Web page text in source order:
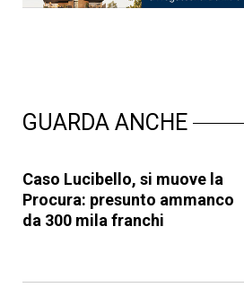
GUARDA ANCHE
Caso Lucibello, si muove la
Procura: presunto ammanco
da 300 mila franchi